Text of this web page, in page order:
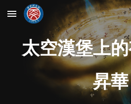
Skip to main content
太空漢堡上
昇華